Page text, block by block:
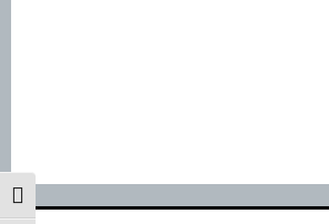
UMSCHALTEN AUF HOHE KONTRASTE